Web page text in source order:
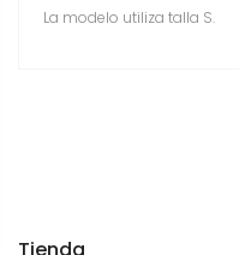
La modelo utiliza talla S.
Tienda